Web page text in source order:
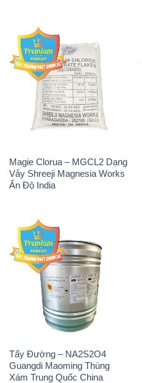
Magie Clorua – MGCL2 Dạng
Vảy Shreeji Magnesia Works
Ấn Độ India
Tẩy Đường – NA2S2O4
Guangdi Maoming Thùng
Xám Trung Quốc China